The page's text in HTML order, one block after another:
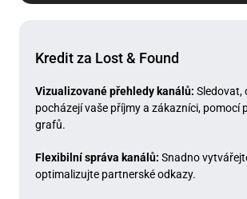
Kredit za Lost & Found
Vizualizované přehledy kanálů: Sledovat,
pocházejí vaše příjmy a zákazníci, pomocí
grafů.
Flexibilní správa kanálů: Snadno
optimalizujte partnerské odkazy.